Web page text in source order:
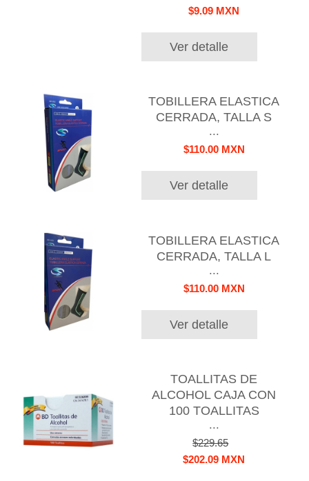
$9.09 MXN
Ver detalle
TOBILLERA ELASTICA
CERRADA, TALLA S
...
$110.00 MXN
Ver detalle
TOBILLERA ELASTICA
CERRADA, TALLA L
...
$110.00 MXN
Ver detalle
TOALLITAS DE
ALCOHOL CAJA CON
100 TOALLITAS
...
$229.65
$202.09 MXN